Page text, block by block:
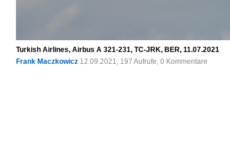
Turkish Airlines, Airbus A 321-231, TC-JRK, BER, 11.07.2021
Frank Maczkowicz 12.09.2021, 197 Aufrufe, 0 Kommentare